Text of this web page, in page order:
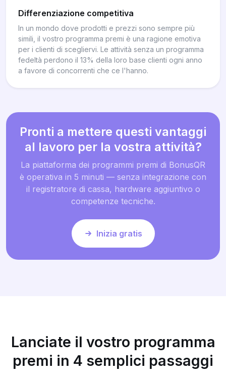
Differenziazione competitiva
In un mondo dove prodotti e prezzi sono sempre più
simili, il vostro programma premi è una ragione emotiva
per i clienti di scegliervi. Le attività senza un programma
fedeltà perdono il 13% della loro base clienti ogni anno
a favore di concorrenti che ce l'hanno.
Pronti a mettere questi vantaggi
al lavoro per la vostra attività?
La piattaforma dei programmi premi di BonusQR
è operativa in 5 minuti — senza integrazione con
il registratore di cassa, hardware aggiuntivo o
competenze tecniche.
Inizia gratis
Lanciate il vostro programma
premi in 4 semplici passaggi